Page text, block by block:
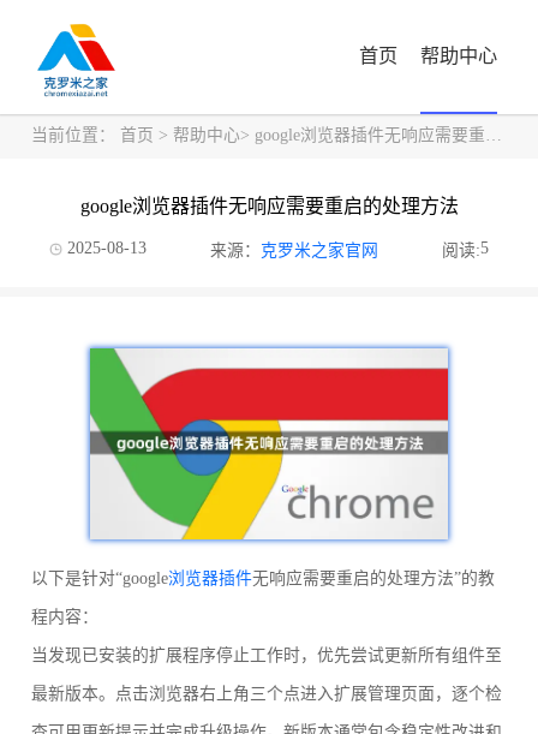
首页 帮助中心
当前位置： 首页 > 帮助中心> google浏览器插件无响应需要重启的处理方法
google浏览器插件无响应需要重启的处理方法
2025-08-13 来源： 克罗米之家官网 阅读:5
以下是针对“google浏览器插件无响应需要重启的处理方法”的教
程内容：
当发现已安装的扩展程序停止工作时，优先尝试更新所有组件至
最新版本。点击浏览器右上角三个点进入扩展管理页面，逐个检